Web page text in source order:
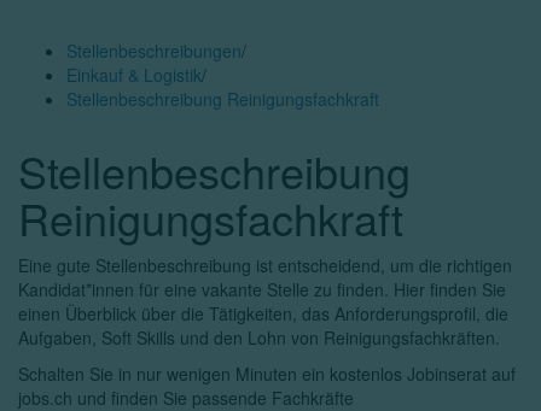
Stellenbeschreibungen/
Einkauf & Logistik/
Stellenbeschreibung Reinigungsfachkraft
Stellenbeschreibung
Reinigungsfachkraft
Eine gute Stellenbeschreibung ist entscheidend, um die richtigen
Kandidat*innen für eine vakante Stelle zu finden. Hier finden Sie
einen Überblick über die Tätigkeiten, das Anforderungsprofil, die
Aufgaben, Soft Skills und den Lohn von Reinigungsfachkräften.
Schalten Sie in nur wenigen Minuten ein kostenlos Jobinserat auf
jobs.ch und finden Sie passende Fachkräfte